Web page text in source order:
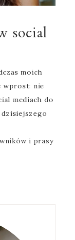
social
moich
wprost: nie
mediach do
i prasy